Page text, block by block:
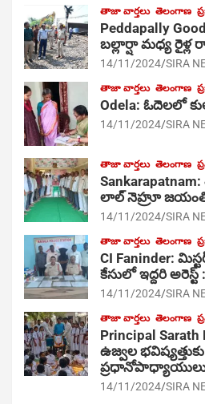
తాజా వార్తలు తెలంగాణ
Peddapally
బల్లార్షా మధ్య రైళ్ల
14/11/2024 SIRA
తాజా వార్తలు తెలంగాణ
Odela: ఓదెలలో
14/11/2024 SIRA
తాజా వార్తలు తెలంగాణ
లాల్ నెహ్రూ జయంతి
14/11/2024 SIRA
తాజా వార్తలు తెలంగాణ
CI Faninder:
కేసులో ఇద్దరి
14/11/2024 SIRA
తాజా వార్తలు తెలంగాణ
Principal Sarath
ఉజ్వల
14/11/2024 SIRA